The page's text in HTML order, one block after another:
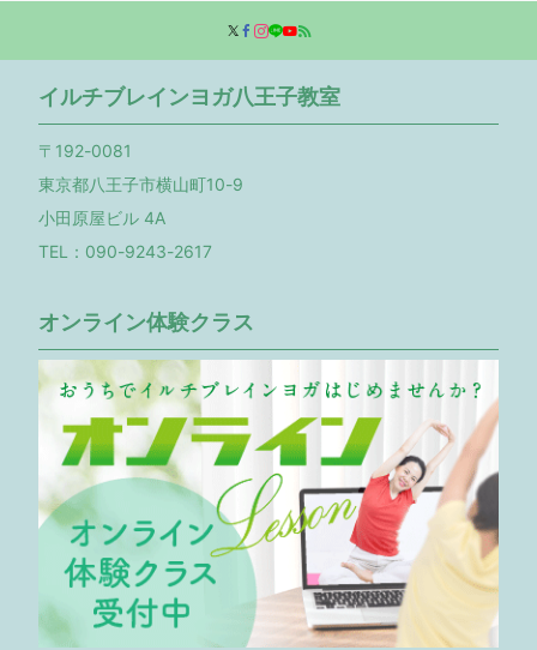
イルチブレインヨガ八王子教室
〒192-0081
東京都八王子市横山町10-9
小田原屋ビル 4A
TEL：090-9243-2617
オンライン体験クラス